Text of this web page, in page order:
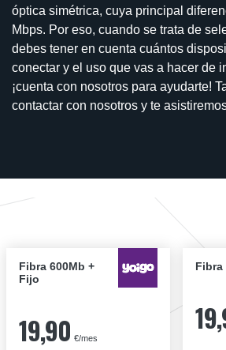
óptica simétrica, cuya principal
Mbps. Por eso, cuando se trata de
debes tener en cuenta cuántos
conectar y el uso que vas a hacer de
¡cuenta con nosotros para ayudarte!
contactar con nosotros y te
Fibra 600Mb +
Fijo
19,90 €/mes